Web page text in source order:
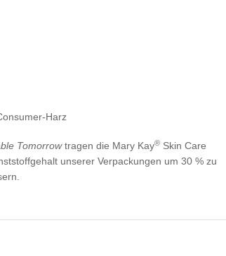
Harz
Tomorrowtragen die Mary Kay®Skin Care
unserer Verpackungen um 30 % zu